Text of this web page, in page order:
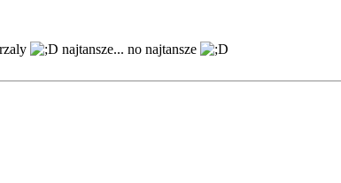
najtansze... no najtansze